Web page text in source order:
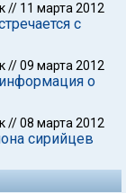
// 11 марта 2012
с
//09 марта 2012
о
//08 марта 2012
сирийцев